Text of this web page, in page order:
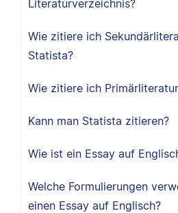
Literaturverzeichnis?
Wie zitiere ich
Statista?
Wie zitiere ich
Kann man Statista zitieren?
Wie ist ein Essay auf
Welche Formulierungen
einen Essay auf Englisch?